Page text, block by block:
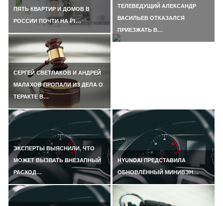
ПЯТЬ КВАРТИР И ДОМОВ В
РОССИИ ПОЧТИ НА ₽1…
СЕРГЕЙ СВЕТЛАКОВ И АНДРЕЙ
МАЛАХОВ ПРОПАЛИ ИЗ ДЕЛА О
ТЕРАКТЕ В…
ТЕЛЕВЕДУЩИЙ АЛЕКСАНДР
ВАСИЛЬЕВ ОТКАЗАЛСЯ
ПРИЕЗЖАТЬ В…
ЭКСПЕРТЫ ВЫЯСНИЛИ, ЧТО
МОЖЕТ ВЫЗВАТЬ ВНЕЗАПНЫЙ
РАСХОД…
HYUNDAI ПРЕДСТАВИЛА
ОБНОВЛЁННЫЙ МИНИВЭН…